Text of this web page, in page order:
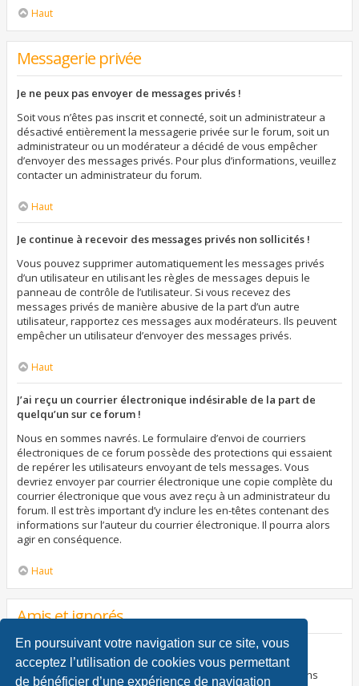
En poursuivant votre navigation sur ce site, vous
acceptez l’utilisation de cookies vous permettant
de bénéficier d’une expérience de navigation
Haut
Messagerie privée
Je ne peux pas envoyer de messages privés !
Soit vous n’êtes pas inscrit et connecté, soit un administrateur a
désactivé entièrement la messagerie privée sur le forum, soit un
administrateur ou un modérateur a décidé de vous empêcher
d’envoyer des messages privés. Pour plus d’informations, veuillez
contacter un administrateur du forum.
Haut
Je continue à recevoir des messages privés non sollicités !
Vous pouvez supprimer automatiquement les messages privés
d’un utilisateur en utilisant les règles de messages depuis le
panneau de contrôle de l’utilisateur. Si vous recevez des
messages privés de manière abusive de la part d’un autre
utilisateur, rapportez ces messages aux modérateurs. Ils peuvent
empêcher un utilisateur d’envoyer des messages privés.
Haut
J’ai reçu un courrier électronique indésirable de la part de
quelqu’un sur ce forum !
Nous en sommes navrés. Le formulaire d’envoi de courriers
électroniques de ce forum possède des protections qui essaient
de repérer les utilisateurs envoyant de tels messages. Vous
devriez envoyer par courrier électronique une copie complète du
courrier électronique que vous avez reçu à un administrateur du
forum. Il est très important d’y inclure les en-têtes contenant des
informations sur l’auteur du courrier électronique. Il pourra alors
agir en conséquence.
Haut
Amis et ignorés
À quoi sert ma liste d’amis et d’ignorés ?
Vous pouvez utiliser ces listes afin d’organiser et trier certains